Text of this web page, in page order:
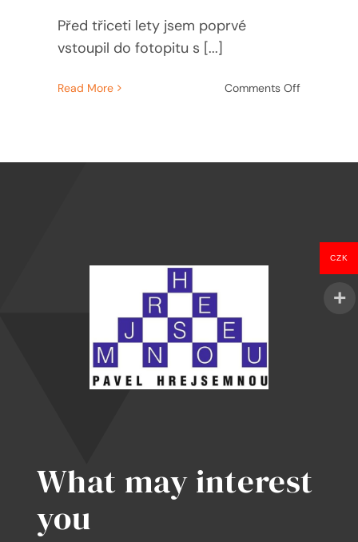
Před třiceti lety jsem poprvé
vstoupil do fotopitu s [...]
Read More Comments Offon
nebyly
skvrny)
What may interest
you
CZK